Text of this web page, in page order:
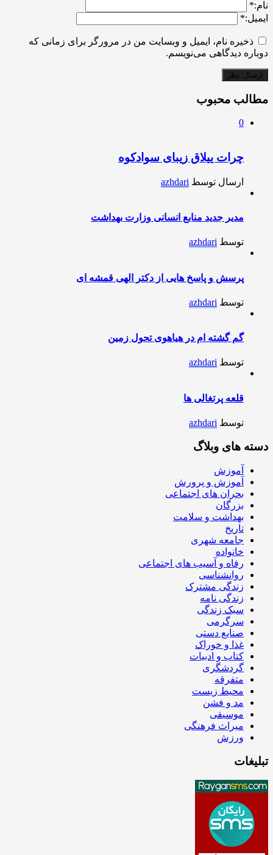
نام:*
ایمیل:*
ذخیره نام، ایمیل و وبسایت من در مرورگر برای زمانی که
دوباره دیدگاهی می‌نویسم.
مطالب محبوب
0
چرات ییلاق زیبای سوادکوه
ارسال توسط azhdari
مدیر جدید منابع انسانی وزارت بهداشت
توسط azhdari
پرسش و پاسخ هایی از دکتر الهی قمشه ای
توسط azhdari
گم گشته ام در هیاهوی تحول زمین
توسط azhdari
قلعه پرتغالی ها
توسط azhdari
دسته های وبلاگ
آموزش
آموزش و پرورش
بحران های اجتماعی
بزرگان
بهداشت و سلامت
تاریخ
جامعه شهری
خانواده
رفاه و آسیب های اجتماعی
روانشناسی
زندگی مشترک
زندگی نامه
سبک زندگی
سرگرمی
صنایع دستی
غذا و خوراک
کتاب و ادبیات
گردشگری
متفرقه
محیط زیست
مد و فشن
موسیقی
میراث فرهنگی
ورزش
تبلیغات